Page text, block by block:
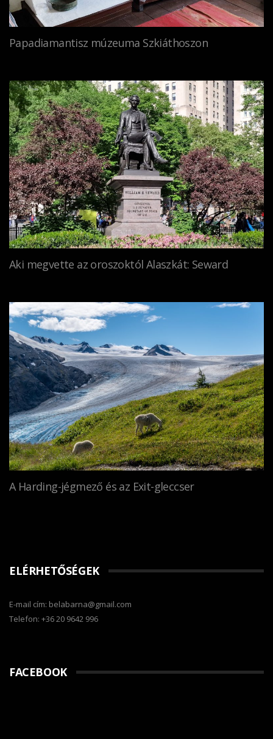
Papadiamantisz múzeuma Szkiáthoszon
Aki megvette az oroszoktól Alaszkát: Seward
A Harding-jégmező és az Exit-gleccser
ELÉRHETŐSÉGEK
E-mail cím: belabarna@gmail.com
Telefon: +36 20 9642 996
FACEBOOK